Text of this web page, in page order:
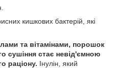
кишкових бактерій, які
та вітамінами, порошок
сушіння стає невід'ємною
раціону. Інулін, який